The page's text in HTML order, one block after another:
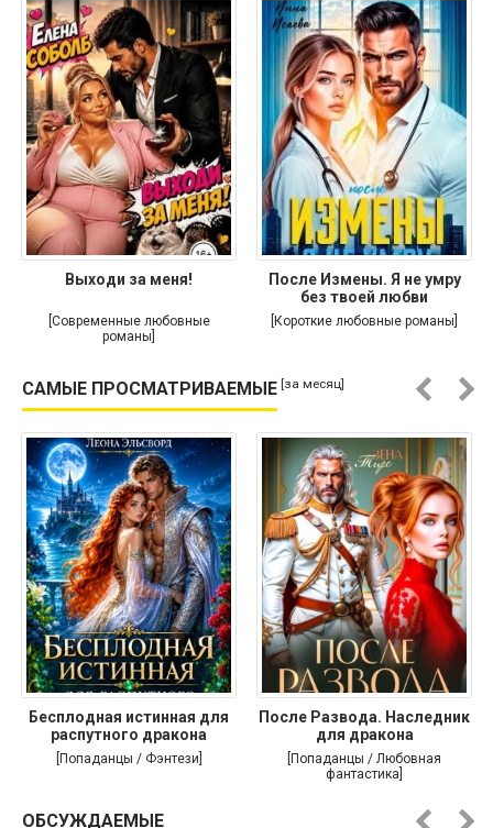
Выходи за меня!
[Современные любовные
романы]
После Измены. Я не умру
без твоей любви
[Короткие любовные романы]
САМЫЕ ПРОСМАТРИВАЕМЫЕ [за месяц]
Бесплодная истинная для
распутного дракона
[Попаданцы / Фэнтези]
После Развода. Наследник
для дракона
[Попаданцы / Любовная
фантастика]
ОБСУЖДАЕМЫЕ